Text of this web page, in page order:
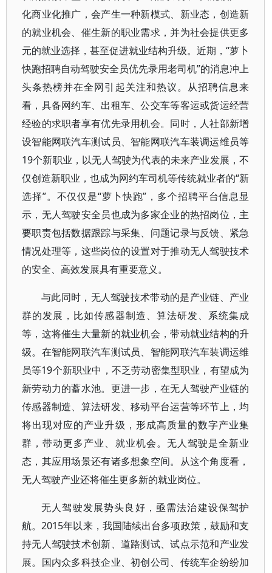
化商业化推广，会产生一种新模式、新业态，创造新
的就业机会、催生新的职业需求，并为社会提供更多
元的就业选择，甚至促进就业结构升级。近期，“萝卜
快跑招聘自动驾驶安全员优先录用老司机”的消息冲上
头条热榜并在全网引起关注和热议。从招聘信息来
看，具备网约车、出租车、公交车等客运或货运经营
经验的求职者享有优先录用机会。同时，人社部新增
设智能网联汽车测试员、智能网联汽车装调运维员等
19个新职业，以无人驾驶为代表的未来产业发展，不
仅创造新职业，也成为网约车司机等传统就业者的“新
选择”。不仅仅是“萝卜快跑”，多个招聘平台信息显
示，无人驾驶安全员也成为多家企业的热招岗位，主
要职责包括数据跟踪与采集、问题记录与反馈、紧急
情况处理等，这些岗位的设置对于推动无人驾驶技术
的安全、高效发展具有重要意义。
与此同时，无人驾驶技术带动的是产业链、产业
群的发展，比如传感器制造、算法研发、系统集成
等，这将催生大量新的就业机会，带动就业结构的升
级。在智能网联汽车测试员、智能网联汽车装调运维
员等19个新职业中，不乏劳动密集型职业，有望成为
新劳动力的蓄水池。更进一步，在无人驾驶产业链的
传感器制造、算法研发、移动平台运营等环节上，均
将出现对应的产业升级，形成高质量的数字产业集
群，带动更多产业、就业机会。无人驾驶是全新业
态，其应用场景还有诸多想象空间。从这个角度看，
无人驾驶产业还将催生更多新的就业岗位。
无人驾驶发展势头良好，亟需法治建设保驾护
航。2015年以来，我国陆续出台多项政策，鼓励和支
持无人驾驶技术创新、道路测试、试点示范和产业发
展。国内众多科技企业、初创公司、传统车企纷纷加